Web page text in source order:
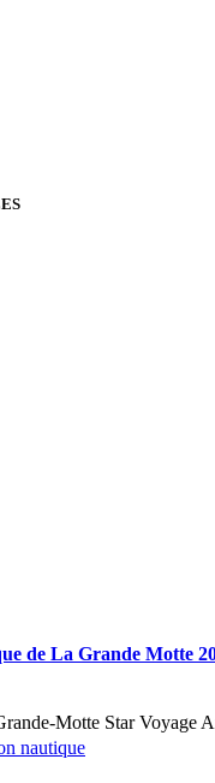
de La Grande Motte
Motte Star Voyage
nautique